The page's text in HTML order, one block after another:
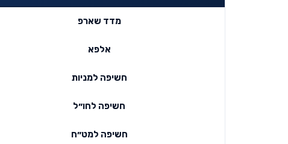
מדד שארפ
אלפא
חשיפה למניות
חשיפה לחו״ל
חשיפה למט״ח